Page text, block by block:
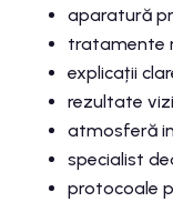
aparatură
tratamente
explicații
rezultate
atmosferă
specialist
protocoale